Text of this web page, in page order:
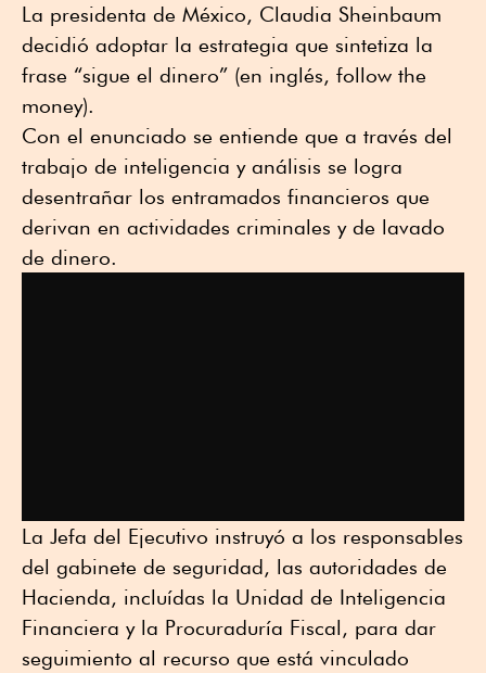
La presidenta de México, Claudia Sheinbaum
decidió adoptar la estrategia que sintetiza la
frase “sigue el dinero” (en inglés, follow the
money).
Con el enunciado se entiende que a través del
trabajo de inteligencia y análisis se logra
desentrañar los entramados financieros que
derivan en actividades criminales y de lavado
de dinero.
La Jefa del Ejecutivo instruyó a los responsables
del gabinete de seguridad, las autoridades de
Hacienda, incluídas la Unidad de Inteligencia
Financiera y la Procuraduría Fiscal, para dar
seguimiento al recurso que está vinculado